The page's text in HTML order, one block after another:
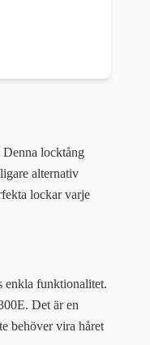
Denna locktång
alternativ
lockar varje
enkla funktionalitet.
Det är en
behöver vira håret